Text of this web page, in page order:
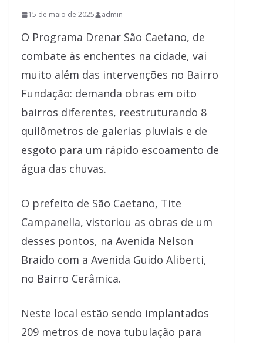
15 de maio de 2025 admin
O Programa Drenar São Caetano, de
combate às enchentes na cidade, vai
muito além das intervenções no Bairro
Fundação: demanda obras em oito
bairros diferentes, reestruturando 8
quilômetros de galerias pluviais e de
esgoto para um rápido escoamento de
água das chuvas.
O prefeito de São Caetano, Tite
Campanella, vistoriou as obras de um
desses pontos, na Avenida Nelson
Braido com a Avenida Guido Aliberti,
no Bairro Cerâmica.
Neste local estão sendo implantados
209 metros de nova tubulação para